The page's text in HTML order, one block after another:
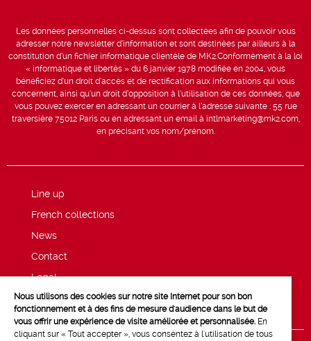
Les données personnelles ci-dessus sont collectées afin de pouvoir vous
adresser notre newsletter d’information et sont destinées par ailleurs à la
constitution d’un fichier informatique clientèle de MK2.Conformément à la loi
« informatique et libertés » du 6 janvier 1978 modifiée en 2004, vous
bénéficiez d’un droit d’accès et de rectification aux informations qui vous
concernent, ainsi qu’un droit d’opposition à l’utilisation de ces données, que
vous pouvez exercer en adressant un courrier à l’adresse suivante : 55 rue
traversière 75012 Paris ou en adressant un email à intlmarketing@mk2.com,
en précisant vos nom/prénom.
Line up
French collections
News
Contact
Legal
Privacy and cookie policy
Nous utilisons des cookies sur notre site Internet pour son bon
fonctionnement et à des fins de mesure d'audience dans le but de
vous offrir une expérience de visite améliorée et personnalisée. En
cliquant sur « Tout accepter », vous consentez à l'utilisation de tous